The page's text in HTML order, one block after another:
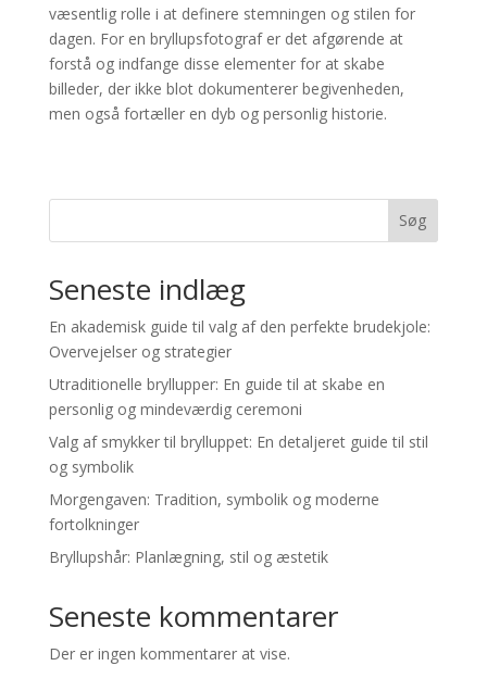
væsentlig rolle i at definere stemningen og stilen for
dagen. For en bryllupsfotograf er det afgørende at
forstå og indfange disse elementer for at skabe
billeder, der ikke blot dokumenterer begivenheden,
men også fortæller en dyb og personlig historie.
Søg
Seneste indlæg
En akademisk guide til valg af den perfekte brudekjole:
Overvejelser og strategier
Utraditionelle bryllupper: En guide til at skabe en
personlig og mindeværdig ceremoni
Valg af smykker til brylluppet: En detaljeret guide til stil
og symbolik
Morgengaven: Tradition, symbolik og moderne
fortolkninger
Bryllupshår: Planlægning, stil og æstetik
Seneste kommentarer
Der er ingen kommentarer at vise.